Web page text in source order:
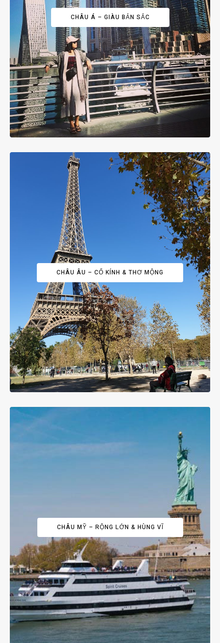
CHÂU Á – GIÀU BẢN SẮC
CHÂU ÂU – CỔ KÍNH & THƠ MỘNG
CHÂU MỸ – RỘNG LỚN & HÙNG VĨ